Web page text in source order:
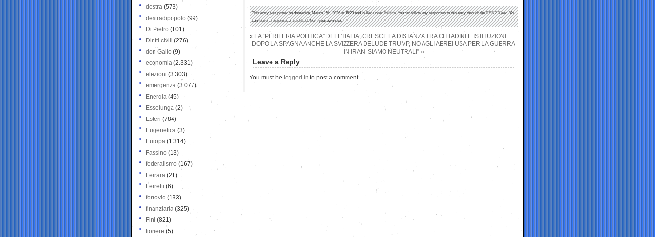
This entry was posted on domenica, Marzo 15th, 2026 at 15:23 and is filed underPolitica. You can follow any responses to this entry through theRSS 2.0feed. You
canleave a response, ortrackbackfrom your own site.
« LA “PERIFERIA POLITICA” DELL’ITALIA, CRESCE LA DISTANZA TRA CITTADINI E ISTITUZIONI
DOPO LA SPAGNA ANCHE LA SVIZZERA DELUDE TRUMP, NO AGLI AEREI USA PER LA GUERRA
IN IRAN: SIAMO NEUTRALI”»
Leave a Reply
You must be logged in to post a comment.
destra (573)
destradipopolo (99)
Di Pietro (101)
Diritti civili (276)
don Gallo (9)
economia (2.331)
elezioni (3.303)
emergenza (3.077)
Energia (45)
Esselunga (2)
Esteri (784)
Eugenetica (3)
Europa (1.314)
Fassino (13)
federalismo (167)
Ferrara (21)
Ferretti (6)
ferrovie (133)
finanziaria (325)
Fini (821)
fioriere (5)